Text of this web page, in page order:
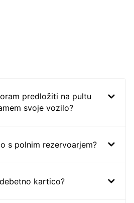
predložiti na pultu
svoje vozilo?
s polnim rezervoarjem?
kartico?